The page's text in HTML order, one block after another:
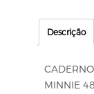
Descrição
MINNIE